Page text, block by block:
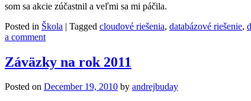
som sa akcie zúčastnil a veľmi sa mi páčila.
Posted in Škola | Tagged cloudové riešenia, databázové riešenie,
a comment
Záväzky na rok 2011
Posted on December 19, 2010 by andrejbuday